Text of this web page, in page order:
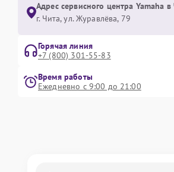
Адрес сервисного центра Yamaha в
г. Чита, ул. Журавлёва, 79
Горячая линия
+7 (800) 301-55-83
Время работы
Ежедневно с 9:00 до 21:00